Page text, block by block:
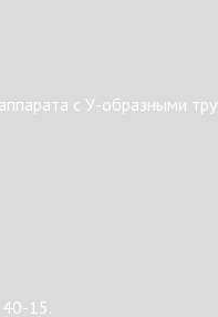
с У-образными
15.